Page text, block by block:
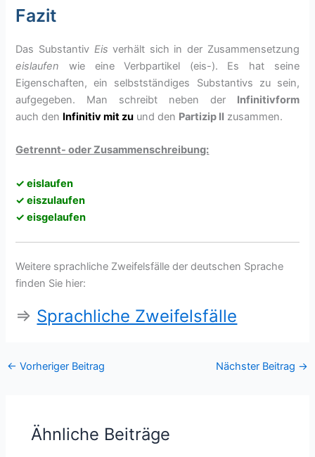
Fazit
Das Substantiv Eisverhält sich in der Zusammensetzung
eislaufen wie eine Verbpartikel (eis-). Es hat seine
Eigenschaften, ein selbstständiges Substantivs zu sein,
aufgegeben. Man schreibt neben der Infinitivform
auch den Infinitiv mit zu und den Partizip II zusammen.
Getrennt- oder Zusammenschreibung:
✓ eislaufen
✓ eiszulaufen
✓ eisgelaufen
Weitere sprachliche Zweifelsfälle der deutschen Sprache
finden Sie hier:
⇒ Sprachliche Zweifelsfälle
← Vorheriger Beitrag Nächster Beitrag →
Ähnliche Beiträge